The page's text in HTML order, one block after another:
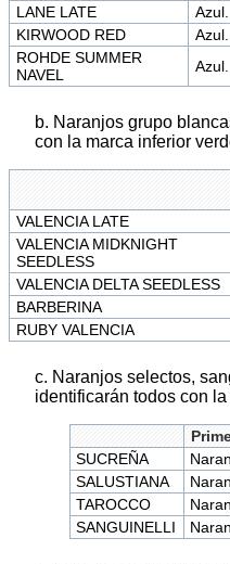
LANE LATE
Azul.
KIRWOOD RED
Azul.
ROHDE SUMMER
NAVEL
Azul.
b. Naranjos grupo
con la marca inferior
VALENCIA LATE
VALENCIA MIDKNIGHT
SEEDLESS
VALENCIA DELTA SEEDLESS
BARBERINA
RUBY VALENCIA
c. Naranjos selectos,
identificarán todos con
SUCREÑA
SALUSTIANA
TAROCCO
SANGUINELLI